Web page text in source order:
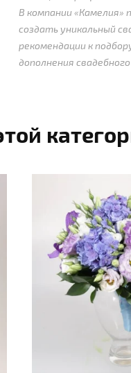
В компании «Камелия»
создать уникальный
рекомендации к
дополнения